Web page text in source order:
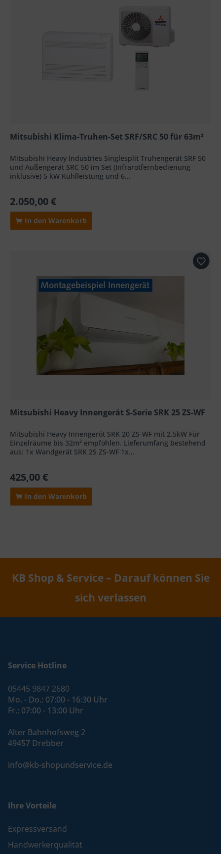
Mitsubishi Klima-Truhen-Set SRF/SRC 50 für 63m²
Mitsubishi Heavy Industries Singlesplit Truhengerät SRF 50
und Außengerät SRC 50 im Set (Infrarotfernbedienung
inklusive) 5 kW Kühlleistung und 6...
2.050,00 €
In den Warenkorb
Mitsubishi Heavy Innengerät S-Serie SRK 25 ZS-WF
Mitsubishi Heavy Innengeröt SRK 20 ZS-WF mit 2,5kW Für
Einzelräume bis 32m² empfohlen. Lieferumfang bestehend
aus: 1x Wandgerät SRK 25 ZS-WF 1x...
425,00 €
In den Warenkorb
KB Shop & Service – Darauf können Sie
sich verlassen
Service Hotline
05445 9847 2680
Mo. - Do.: 07:00 - 16:30 Uhr
Fr.: 07:00 - 13:00 Uhr
Alter Bahnhofsweg 2
49457 Drebber
info@kb-shopundservice.de
Ihre Vorteile
Expressversand
Handwerkerqualität